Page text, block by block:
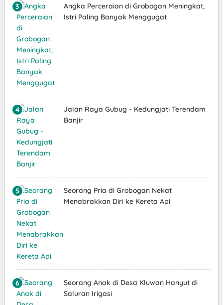
Angka Perceraian di Grobogan Meningkat,
Istri Paling Banyak Menggugat
Jalan Raya Gubug - Kedungjati Terendam
Banjir
Seorang Pria di Grobogan Nekat
Menabrakkan Diri ke Kereta Api
Seorang Anak di Desa Kluwan Hanyut di
Saluran Irigasi